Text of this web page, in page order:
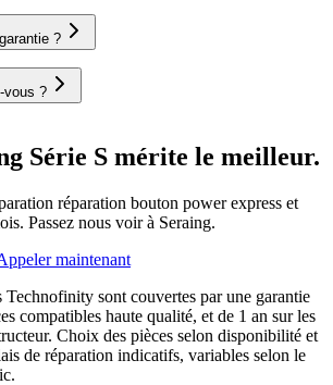
?
vous ?
Série S mérite le meilleur.
réparation bouton power express et
Passez nous voir à Seraing.
maintenant
Technofinity sont couvertes par une garantie
compatibles haute qualité, et de 1 an sur les
Choix des pièces selon disponibilité et
de réparation indicatifs, variables selon le